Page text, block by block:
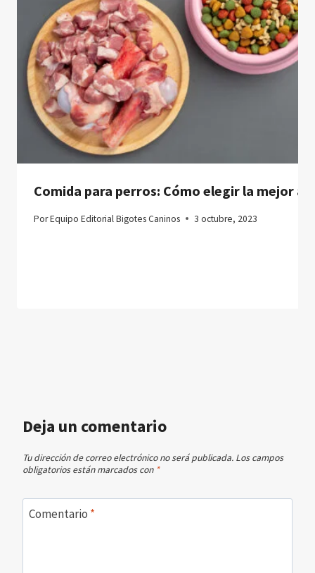
Comida para perros: Cómo elegir la mejor
PorEquipo Editorial Bigotes Caninos 3 octubre, 2023
Deja un comentario
Tu dirección de correo electrónico no será publicada. Los campos
obligatorios están marcados con *
Comentario *